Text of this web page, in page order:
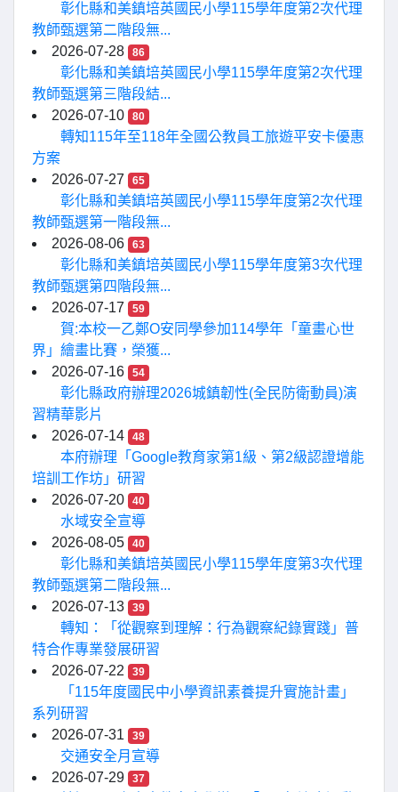
彰化縣和美鎮培英國民小學115學年度第2次代理
教師甄選第二階段無...
2026-07-28
86
彰化縣和美鎮培英國民小學115學年度第2次代理
教師甄選第三階段結...
2026-07-10
80
轉知115年至118年全國公教員工旅遊平安卡優惠
方案
2026-07-27
65
彰化縣和美鎮培英國民小學115學年度第2次代理
教師甄選第一階段無...
2026-08-06
63
彰化縣和美鎮培英國民小學115學年度第3次代理
教師甄選第四階段無...
2026-07-17
59
賀:本校一乙鄭O安同學參加114學年「童畫心世
界」繪畫比賽，榮獲...
2026-07-16
54
彰化縣政府辦理2026城鎮韌性(全民防衛動員)演
習精華影片
2026-07-14
48
本府辦理「Google教育家第1級、第2級認證增能
培訓工作坊」研習
2026-07-20
40
水域安全宣導
2026-08-05
40
彰化縣和美鎮培英國民小學115學年度第3次代理
教師甄選第二階段無...
2026-07-13
39
轉知：「從觀察到理解：行為觀察紀錄實踐」普
特合作專業發展研習
2026-07-22
39
「115年度國民中小學資訊素養提升實施計畫」
系列研習
2026-07-31
39
交通安全月宣導
2026-07-29
37